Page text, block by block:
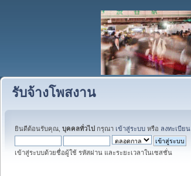
รับจ้างโพสงาน
ยินดีต้อนรับคุณ, บุคคลทั่วไป กรุณา เข้าสู่ระบบ หรือ ลงทะเบียน
เข้าสู่ระบบด้วยชื่อผู้ใช้ รหัสผ่าน และระยะเวลาในเซสชั่น